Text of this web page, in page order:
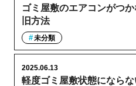
ゴミ屋敷のエアコンがつ
旧方法
未分類
軽度ゴミ屋敷状態になら
2025.06.13